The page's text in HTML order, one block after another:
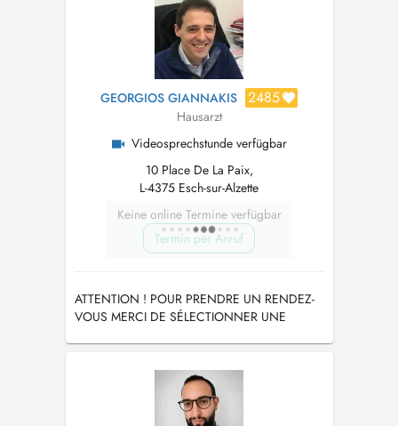
GEORGIOS GIANNAKIS 2485
Hausarzt
Videosprechstunde verfügbar
10 Place De La Paix,
L-4375 Esch-sur-Alzette
Keine online Termine verfügbar
Termin per Anruf
ATTENTION ! POUR PRENDRE UN RENDEZ-
VOUS MERCI DE SÉLECTIONNER UNE